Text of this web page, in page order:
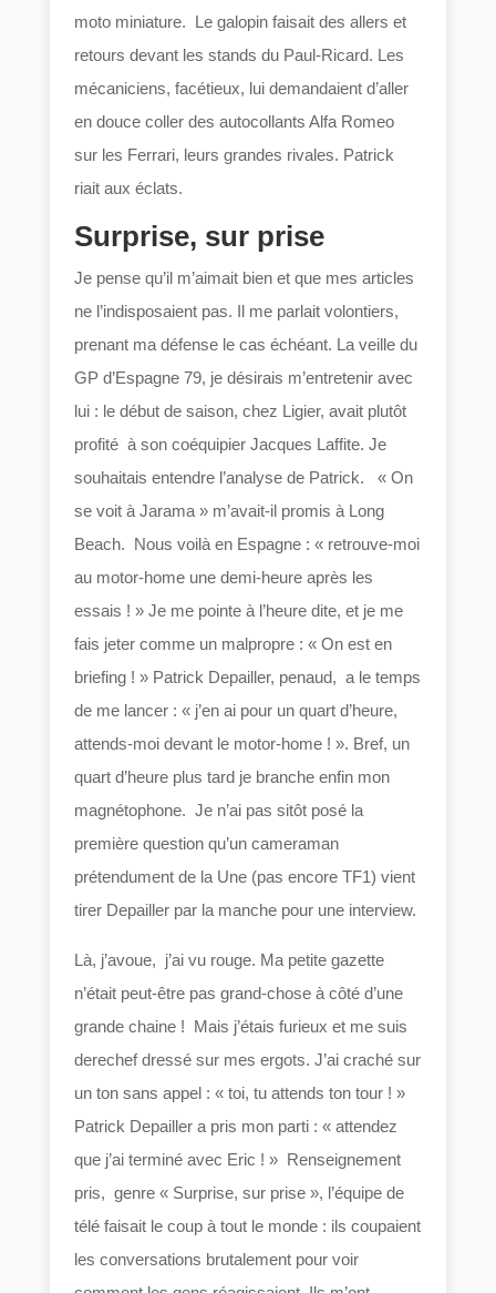
moto miniature. Le galopin faisait des allers et
retours devant les stands du Paul-Ricard. Les
mécaniciens, facétieux, lui demandaient d’aller
en douce coller des autocollants Alfa Romeo
sur les Ferrari, leurs grandes rivales. Patrick
riait aux éclats.
Surprise, sur prise
Je pense qu’il m’aimait bien et que mes articles
ne l’indisposaient pas. Il me parlait volontiers,
prenant ma défense le cas échéant. La veille du
GP d’Espagne 79, je désirais m’entretenir avec
lui : le début de saison, chez Ligier, avait plutôt
profité à son coéquipier Jacques Laffite. Je
souhaitais entendre l’analyse de Patrick. « On
se voit à Jarama » m’avait-il promis à Long
Beach. Nous voilà en Espagne : « retrouve-moi
au motor-home une demi-heure après les
essais ! » Je me pointe à l’heure dite, et je me
fais jeter comme un malpropre : « On est en
briefing ! » Patrick Depailler, penaud, a le temps
de me lancer : « j’en ai pour un quart d’heure,
attends-moi devant le motor-home ! ». Bref, un
quart d’heure plus tard je branche enfin mon
magnétophone. Je n’ai pas sitôt posé la
première question qu’un cameraman
prétendument de la Une (pas encore TF1) vient
tirer Depailler par la manche pour une interview.
Là, j’avoue, j’ai vu rouge. Ma petite gazette
n’était peut-être pas grand-chose à côté d’une
grande chaine ! Mais j’étais furieux et me suis
derechef dressé sur mes ergots. J’ai craché sur
un ton sans appel : « toi, tu attends ton tour ! »
Patrick Depailler a pris mon parti : « attendez
que j’ai terminé avec Eric ! » Renseignement
pris, genre « Surprise, sur prise », l’équipe de
télé faisait le coup à tout le monde : ils coupaient
les conversations brutalement pour voir